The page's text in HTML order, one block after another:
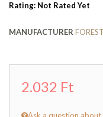
Rating: Not Rated Yet
MANUFACTURER FOREST
2.032 Ft